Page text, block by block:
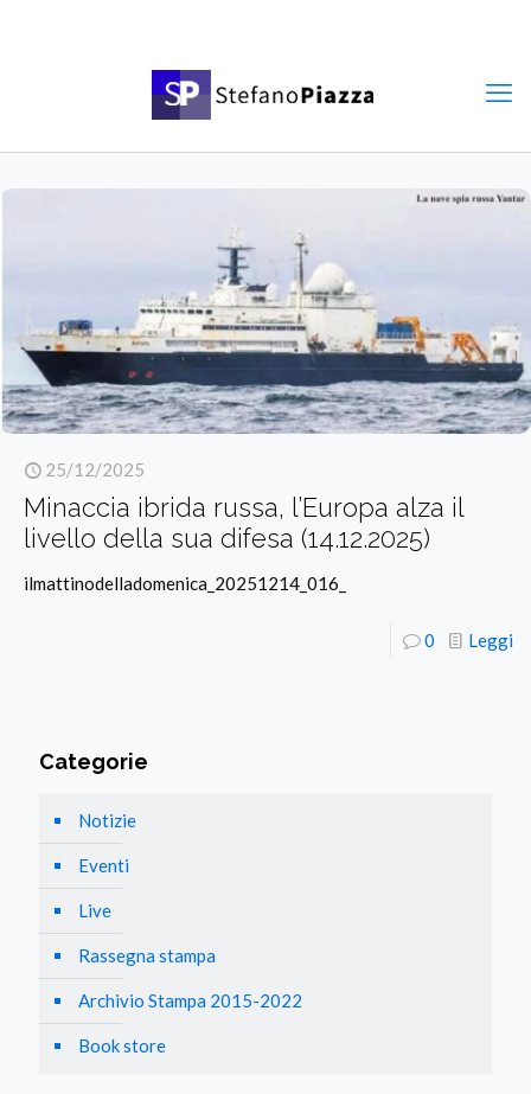
25/12/2025
Minaccia ibrida russa, l’Europa alza il
livello della sua difesa (14.12.2025)
ilmattinodelladomenica_20251214_016_
0 Leggi
Categorie
Notizie
Eventi
Live
Rassegna stampa
Archivio Stampa 2015-2022
Book store